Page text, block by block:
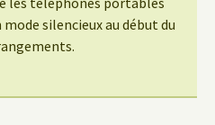
silencieux au début du